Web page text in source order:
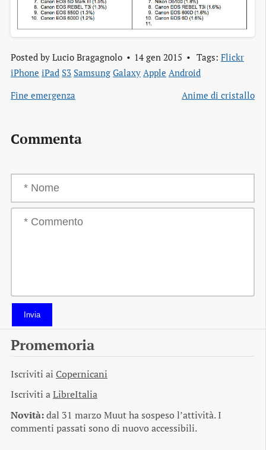
Posted by Lucio Bragagnolo 14 gen 2015 Tags: Flickr
iPhone iPad S3 Samsung Galaxy Apple Android
Fine emergenza
Anime di cristallo
Commenta
Invia
Promemoria
Iscriviti ai Copernicani
Iscriviti aLibreItalia
Novità:dal 31 marzo Muut ha sospeso l’attività. I
commenti passati sono di nuovo accessibili.